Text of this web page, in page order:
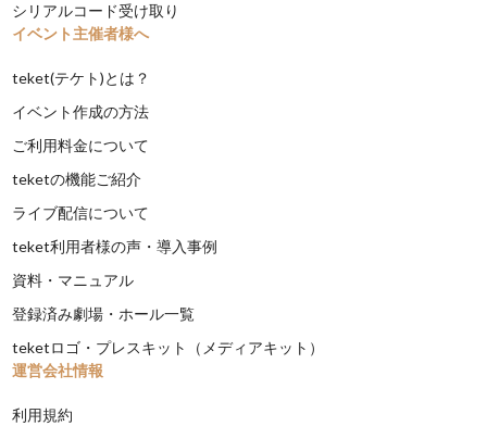
シリアルコード受け取り
イベント主催者様へ
teket(テケト)とは？
イベント作成の方法
ご利用料金について
teketの機能ご紹介
ライブ配信について
teket利用者様の声・導入事例
資料・マニュアル
登録済み劇場・ホール一覧
teketロゴ・プレスキット（メディアキット）
運営会社情報
利用規約